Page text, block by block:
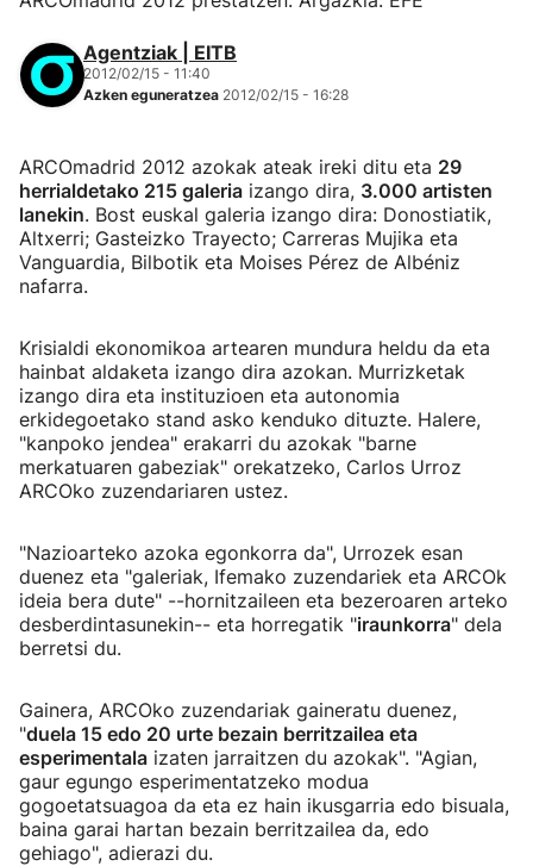
Agentziak | EITB
2012/02/15 - 11:40
Azken eguneratzea 2012/02/15 - 16:28
ARCOmadrid 2012 azokak ateak ireki ditu eta 29
herrialdetako 215 galeria izango dira, 3.000 artisten
lanekin. Bost euskal galeria izango dira: Donostiatik,
Altxerri; Gasteizko Trayecto; Carreras Mujika eta
Vanguardia, Bilbotik eta Moises Pérez de Albéniz
nafarra.
Krisialdi ekonomikoa artearen mundura heldu da eta
hainbat aldaketa izango dira azokan. Murrizketak
izango dira eta instituzioen eta autonomia
erkidegoetako stand asko kenduko dituzte. Halere,
"kanpoko jendea" erakarri du azokak "barne
merkatuaren gabeziak" orekatzeko, Carlos Urroz
ARCOko zuzendariaren ustez.
"Nazioarteko azoka egonkorra da", Urrozek esan
duenez eta "galeriak, Ifemako zuzendariek eta ARCOk
ideia bera dute" --hornitzaileen eta bezeroaren arteko
desberdintasunekin-- eta horregatik "iraunkorra" dela
berretsi du.
Gainera, ARCOko zuzendariak gaineratu duenez,
"duela 15 edo 20 urte bezain berritzailea eta
esperimentala izaten jarraitzen du azokak". "Agian,
gaur egungo esperimentatzeko modua
gogoetatsuagoa da eta ez hain ikusgarria edo bisuala,
baina garai hartan bezain berritzailea da, edo
gehiago", adierazi du.